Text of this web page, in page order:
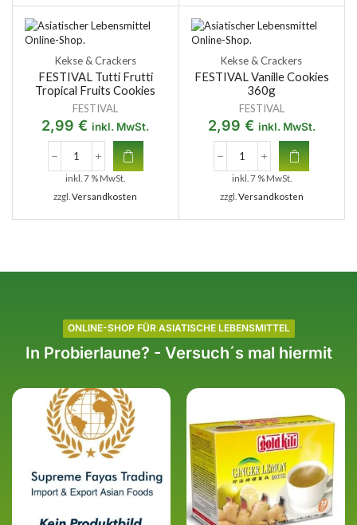
Kekse & Crackers
FESTIVAL Tutti Frutti
Tropical Fruits Cookies
FESTIVAL
2,99€ inkl. MwSt.
inkl. 7 % MwSt.
zzgl.Versandkosten
Kekse & Crackers
FESTIVAL Vanille Cookies
360g
FESTIVAL
2,99 € inkl. MwSt.
inkl. 7 % MwSt.
zzgl. Versandkosten
ONLINE-SHOP FÜR ASIATISCHE LEBENSMITTEL
In Probierlaune? - Versuch´s mal hiermit